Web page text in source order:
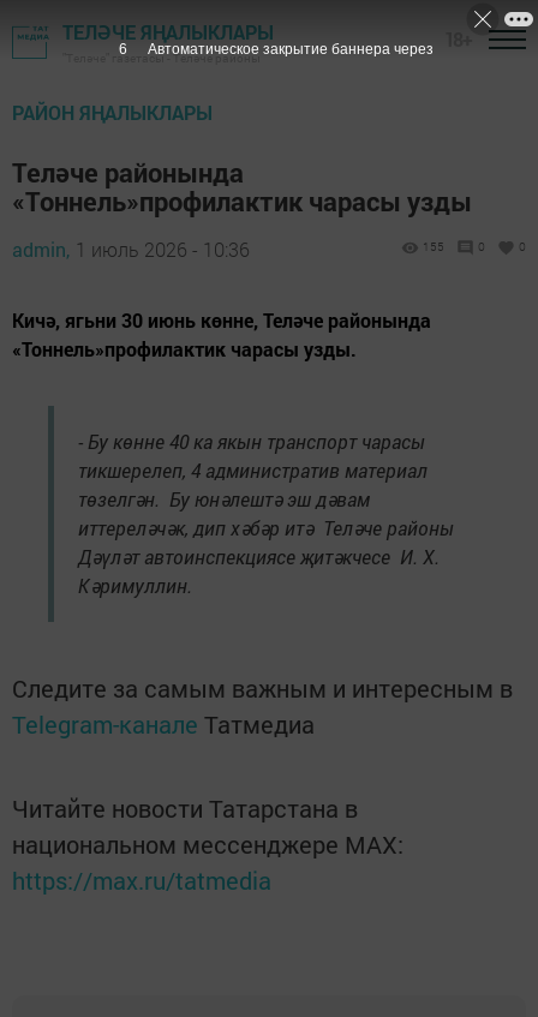
ТЕЛӘЧЕ ЯҢАЛЫКЛАРЫ
"Теләче" газетасы - Теләче районы
РАЙОН ЯҢАЛЫКЛАРЫ
Теләче районында
«Тоннель»профилактик чарасы узды
admin, 1 июль 2026 - 10:36 155 0 0
Кичә, ягьни 30 июнь көнне, Теләче районында
«Тоннель»профилактик чарасы узды.
- Бу көнне 40 ка якын транспорт чарасы
тикшерелеп, 4 административ материал
төзелгән. Бу юнәлештә эш дәвам
иттереләчәк, дип хәбәр итә Теләче районы
Дәүләт автоинспекциясе җитәкчесе И. Х.
Кәримуллин.
Следите за самым важным и интересным в
Telegram-канале Татмедиа
Читайте новости Татарстана в
национальном мессенджере MАХ:
https://max.ru/tatmedia
5 Автоматическое закрытие баннера через